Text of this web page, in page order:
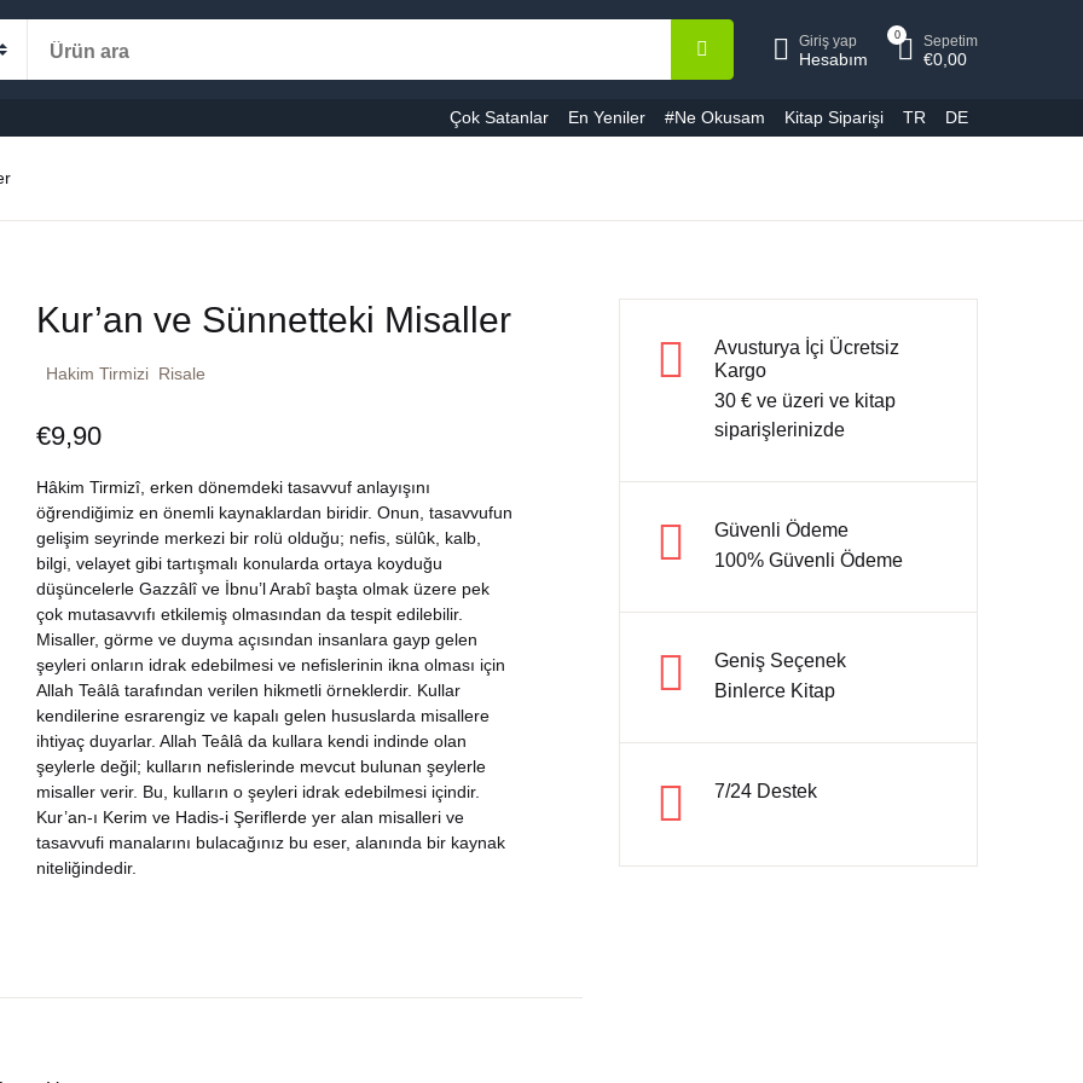
Giriş yap
Hesabım
0 Sepetim
€0,00
Çok Satanlar En Yeniler #Ne Okusam Kitap Siparişi TR DE
– Kaynak
Kitapları
Kitaplar
Klasikleri
Kapat
Kapat
Kur’an ve Sünnetteki Misaller
Hakim Tirmizi Risale
€9,90
Hâkim Tirmizî, erken dönemdeki tasavvuf anlayışını
öğrendiğimiz en önemli kaynaklardan biridir. Onun, tasavvufun
gelişim seyrinde merkezi bir rolü olduğu; nefis, sülûk, kalb,
bilgi, velayet gibi tartışmalı konularda ortaya koyduğu
düşüncelerle Gazzâlî ve İbnu’l Arabî başta olmak üzere pek
çok mutasavvıfı etkilemiş olmasından da tespit edilebilir.
Misaller, görme ve duyma açısından insanlara gayp gelen
şeyleri onların idrak edebilmesi ve nefislerinin ikna olması için
Allah Teâlâ tarafından verilen hikmetli örneklerdir. Kullar
kendilerine esrarengiz ve kapalı gelen hususlarda misallere
ihtiyaç duyarlar. Allah Teâlâ da kullara kendi indinde olan
şeylerle değil; kulların nefislerinde mevcut bulunan şeylerle
misaller verir. Bu, kulların o şeyleri idrak edebilmesi içindir.
Kur’an-ı Kerim ve Hadis-i Şeriflerde yer alan misalleri ve
tasavvufi manalarını bulacağınız bu eser, alanında bir kaynak
niteliğindedir.
Avusturya İçi Ücretsiz
Kargo
30 € ve üzeri ve kitap
siparişlerinizde
Güvenli Ödeme
100% Güvenli Ödeme
Geniş Seçenek
Binlerce Kitap
7/24 Destek